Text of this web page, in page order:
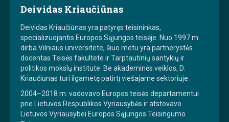
Deividas Kriaučiūnas
Deividas Kriaučiūnas yra patyręs teisininkas,
specializuojantis Europos Sąjungos teisėje. Nuo 1997 m.
dirba Vilniaus universitete, šiuo metu yra partnerystės
docentas Teisės fakultete ir Tarptautinių santykių ir
politikos mokslų institute. Be akademinės veiklos, D.
Kriaučiūnas turi ilgametę patirtį viešajame sektoriuje:
2004–2018 m. vadovavo Europos teisės departamentui
prie Lietuvos Respublikos Vyriausybės ir atstovavo
Lietuvos Vyriausybei Europos Sąjungos Teisingumo